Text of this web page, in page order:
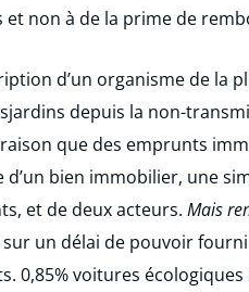
et non à de la prime de
d’un organisme de la
depuis la non-
que des emprunts
d’un bien immobilier, une
et de deux acteurs. Mais
un délai de pouvoir
0,85% voitures